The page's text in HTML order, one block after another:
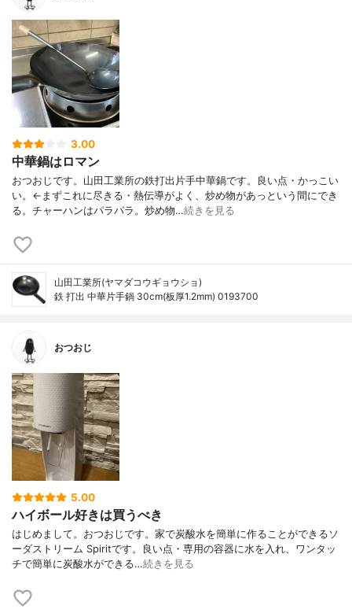
3.00
中華鍋はロマン
おつおじです。山田工業所の鉄打出片手中華鍋です。良い点・かっこい
い。←まずこれに尽きる・熱伝導がよく、炒め物があっという間にでき
る。チャーハンはパラパラ。炒め物…続きを見る
山田工業所(ヤマダコウギョウショ)
鉄 打出 中華片手鍋 30cm(板厚1.2mm) 0193700
おつおじ
5.00
ハイボール好きは買うべき
はじめまして。おつおじです。家で炭酸水を簡単に作ることができるソ
ーダストリーム Spiritです。良い点・専用の容器に水を入れ、ワンタッ
チで簡単に炭酸水ができる…続きを見る